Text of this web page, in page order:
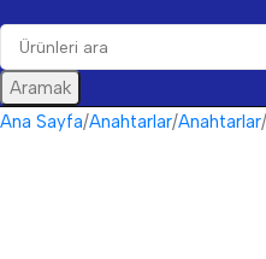
Aramak
Ana Sayfa Anahtarlar Anahtarlar